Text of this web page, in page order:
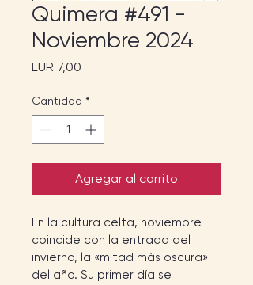
Quimera #491 -
Noviembre 2024
EUR 7,00
Cantidad *
Agregar al carrito
En la cultura celta, noviembre
coincide con la entrada del
invierno, la «mitad más oscura»
del año. Su primer día se